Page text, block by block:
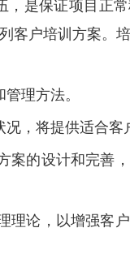
是保证项目正
客户培训方案。
理方法。
，将提供适合客
案的设计和完善
理论，以增强客